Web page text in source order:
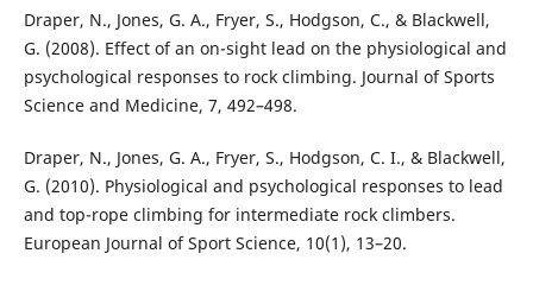
Draper, N., Jones, G. A., Fryer, S., Hodgson, C., & Blackwell,
G. (2008). Effect of an on-sight lead on the physiological and
psychological responses to rock climbing. Journal of Sports
Science and Medicine, 7, 492–498.
Draper, N., Jones, G. A., Fryer, S., Hodgson, C. I., & Blackwell,
G. (2010). Physiological and psychological responses to lead
and top-rope climbing for intermediate rock climbers.
European Journal of Sport Science, 10(1), 13–20.